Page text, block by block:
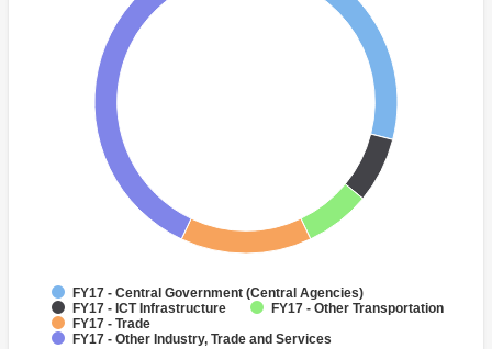
FY17 - Central Government (Central Agencies)
FY17 - ICT Infrastructure
FY17 - Other Transportation
FY17 - Trade
FY17 - Other Industry, Trade and Services